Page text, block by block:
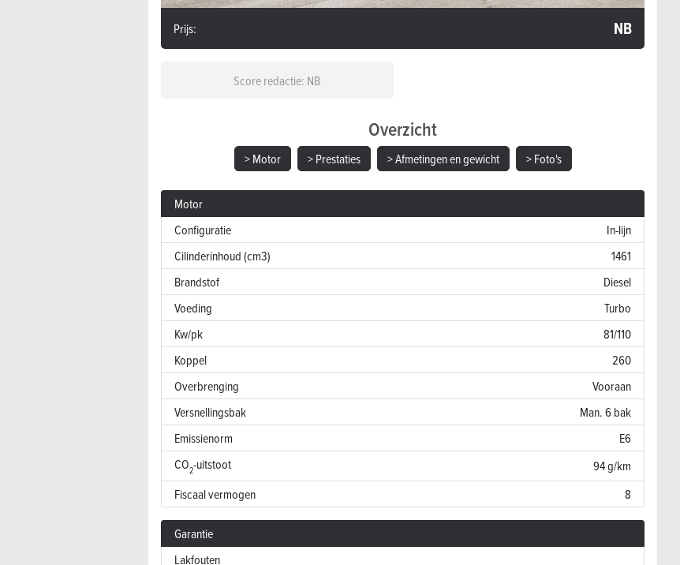
Prijs: NB
Score redactie: NB
Overzicht
> Motor > Prestaties > Afmetingen en gewicht > Foto's
Motor
Configuratie
In-lijn
Cilinderinhoud (cm3)
1461
Brandstof
Diesel
Voeding
Turbo
Kw/pk
81/110
Koppel
260
Overbrenging
Vooraan
Versnellingsbak
Man. 6 bak
Emissienorm
E6
CO2-uitstoot
94 g/km
Fiscaal vermogen
8
Garantie
Lakfouten